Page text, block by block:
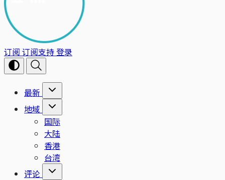
订阅 订阅支持登录
最新
地域
国际
大陆
香港
台湾
评论